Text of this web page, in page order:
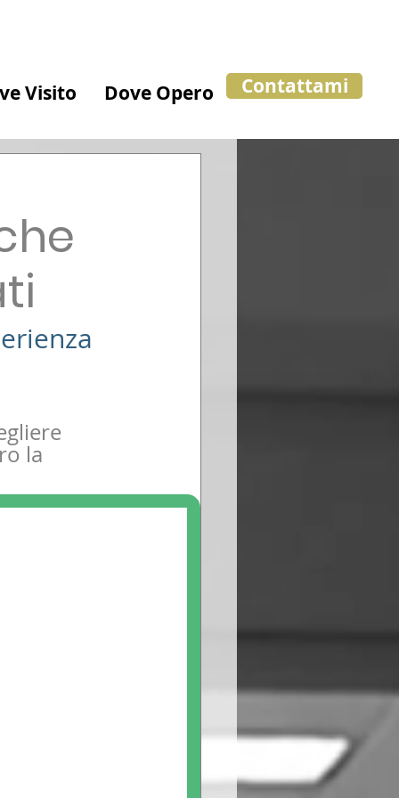
Visito Dove Opero Contattami
la